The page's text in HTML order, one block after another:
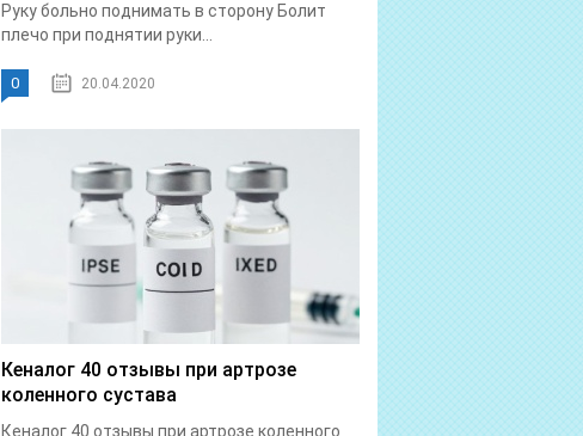
Руку больно поднимать в сторону Болит
плечо при поднятии руки...
0 20.04.2020
Кеналог 40 отзывы при артрозе
коленного сустава
Кеналог 40 отзывы при артрозе коленного